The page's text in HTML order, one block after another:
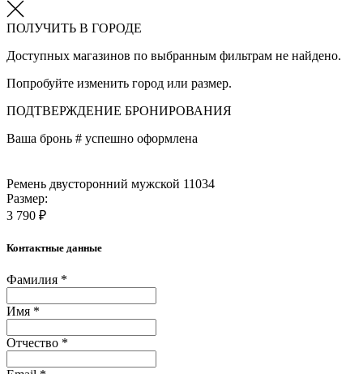
ПОЛУЧИТЬ В ГОРОДЕ
Доступных магазинов по выбранным фильтрам не найдено.
Попробуйте изменить город или размер.
ПОДТВЕРЖДЕНИЕ БРОНИРОВАНИЯ
Ваша бронь # успешно оформлена
Ремень двусторонний мужской 11034
Размер:
3 790 ₽
Контактные данные
Фамилия *
Имя *
Отчество *